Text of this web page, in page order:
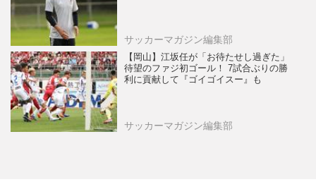
サッカーマガジン編集部
【岡山】江坂任が「お待たせし過ぎた」
待望のファジ初ゴール！ 7試合ぶりの勝
利に貢献して『ゴイゴイスー』も
サッカーマガジン編集部